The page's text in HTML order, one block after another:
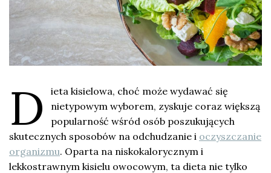
D
ieta kisielowa, choć może wydawać się
nietypowym wyborem, zyskuje coraz większą
popularność wśród osób poszukujących
skutecznych sposobów na odchudzanie i oczyszczanie
organizmu. Oparta na niskokalorycznym i
lekkostrawnym kisielu owocowym, ta dieta nie tylko